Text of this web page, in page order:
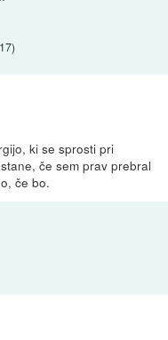
)
ki se sprosti pri
če sem prav prebral
če bo.